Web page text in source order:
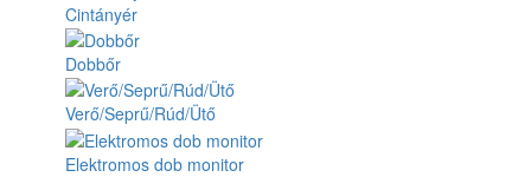
Cintányér
Dobbőr
Verő/Seprű/Rúd/Ütő
Elektromos dob monitor